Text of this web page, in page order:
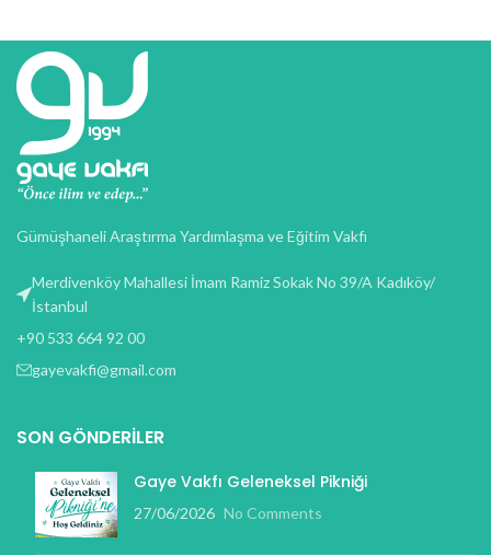
Gümüşhaneli Araştırma Yardımlaşma ve Eğitim Vakfı
Merdivenköy Mahallesi İmam Ramiz Sokak No 39/A Kadıköy/
İstanbul
+90 533 664 92 00
gayevakfi@gmail.com
SON GÖNDERILER
Gaye Vakfı Geleneksel Pikniği
27/06/2026 No Comments